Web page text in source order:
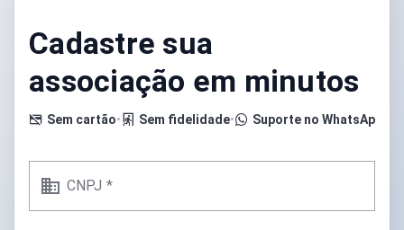
Cadastre sua
associação em minutos
Sem cartão• Sem fidelidade• Suporte no WhatsApp
CNPJ *